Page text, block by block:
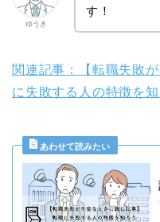
ゆうき
す！
関連記事：【転職失敗
に失敗する人の特徴を知